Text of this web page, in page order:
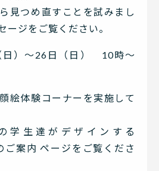
見つめ直すことを試みまし
ージをご覧ください。
日）〜26日（日） 10時〜
絵体験コーナーを実施して
学生達がデザインする
案内 ページをご覧くださ